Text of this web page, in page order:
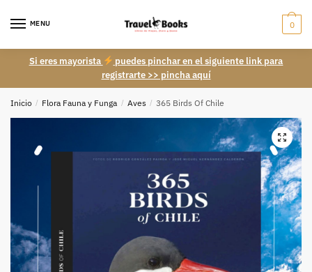
MENU 0
Si eres mayorista
puedes pinchar en el siguiente link para
registrarte >> pincha aquí
Inicio / Flora Fauna y Funga / Aves / 365 Birds Of Chile